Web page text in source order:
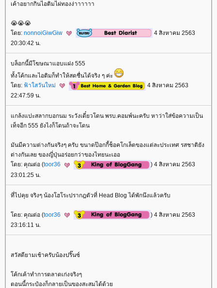
เค้าอยากกินไอติมไผ่ทองง่าาาาาา
😭😭😭
ดย: nonnoiGiwGiw
4 สิงหาคม 2563
20:30:42 น.
บล็อกนี้มีโฆษณาแอบแฝง 555
ทั้งโค้กและไอติมก็ทำให้สดชื่นได้จริง ๆ ค่ะ
ดย: ฟ้าใสวันใหม่
4 สิงหาคม 2563
22:47:59 น.
กล้งแปะสลากบอกนม ระวังเดี๋ยวโดน พรบ.คอมพ์นะครับ หาว่าใส่ข้อความเป็น
เท็จอีก 555 ยังไงก็โดนถ้าจะโดน
มันมีความต่างกันจริงๆ ครับ ขนาดป๊อกกี้ช็อคโกเล็ตของแต่ละประเทศ รสชาติยัง
ต่างกันเลย ของญี่ปุ่นอร่อยกว่าของไทยนะเออ
ดย: คุณต่อ (toor36
) 4 สิงหาคม 2563
23:01:25 น.
ที่ไปคุย จริงๆ น้องโฮโระปรากฎตัวที่ Head Blog ได้พักนึงแล้วครับ
ดย: คุณต่อ (toor36
) 4 สิงหาคม 2563
23:16:11 น.
สวัสดียามเช้าครับน้องปริ๊นซ์
ค้กเค้าทำการตลาดเก่งจริงๆ
ตอนนี้กระป๋องก็กลายเป็นของสะสมได้ด้ว